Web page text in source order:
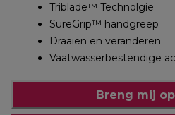
Triblade™ Technolgie
SureGrip™ handgreep
Draaien en veranderen
Vaatwasserbestendige
Breng mij